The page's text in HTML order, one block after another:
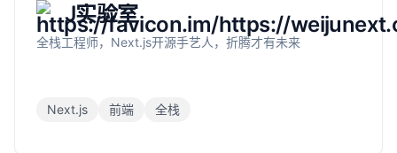
J实验室
全栈工程师，Next.js开源手艺人，折腾才有未来
Next.js 前端 全栈